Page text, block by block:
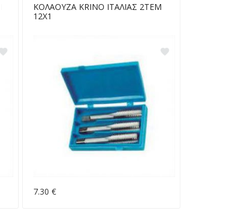
ΚΟΛΑΟΥΖΑ KRINO ΙΤΑΛΙΑΣ 2ΤΕΜ
12Χ1
7.30 €